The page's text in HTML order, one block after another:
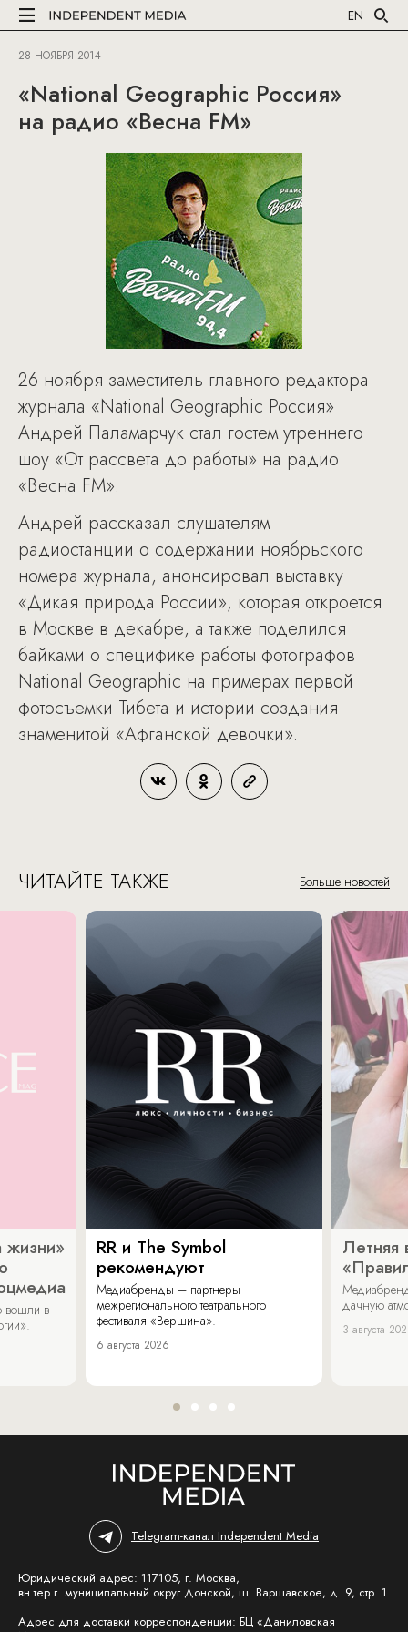
EN
28 НОЯБРЯ 2014
«National Geographic Россия»
на радио «Весна FM»
26 ноября заместитель главного редактора
журнала «National Geographic Россия»
Андрей Паламарчук стал гостем утреннего
шоу «От рассвета до работы» на радио
«Весна FM».
Андрей рассказал слушателям
радиостанции о содержании ноябрьского
номера журнала, анонсировал выставку
«Дикая природа России», которая откроется
в Москве в декабре, а также поделился
байками о специфике работы фотографов
National Geographic на примерах первой
фотосъемки Тибета и истории создания
знаменитой «Афганской девочки».
ЧИТАЙТЕ ТАКЖЕ Больше новостей
жизни»
вошли в
RR и The Symbol
рекомендуют
Медиабренды – партнеры
межрегионального театрального
фестиваля «Вершина».
6 августа 2026
Летняя
дачную
3 августа
Telegram-канал Independent Media
Юридический адрес: 117105, г. Москва,
вн.тер.г. муниципальный округ Донской, ш. Варшавское, д. 9, стр. 1
Адрес для доставки корреспонденции: БЦ «Даниловская